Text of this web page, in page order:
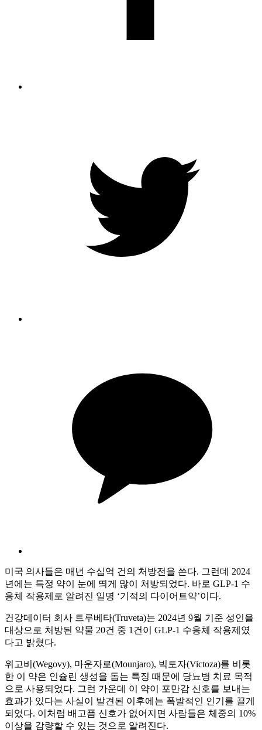
미국 의사들은 매년 수십억 건의 처방전을 쓴다. 그런데 2024
년에는 특정 약이 눈에 띄게 많이 처방되었다. 바로 GLP-1 수
용체 작용제로 알려진 일명 ‘기적의 다이어트약’이다.
건강데이터 회사 트루베타(Truveta)는 2024년 9월 기준 성인을
대상으로 처방된 약물 20건 중 1건이 GLP-1 수용체 작용제였
다고 밝혔다.
위고비(Wegovy), 마운자로(Mounjaro), 빅토자(Victoza)를 비롯
한 이 약은 인슐린 생성을 돕는 특징 때문에 당뇨병 치료 목적
으로 사용되었다. 그런 가운데 이 약이 포만감 신호를 보내는
효과가 있다는 사실이 발견된 이후에는 폭발적인 인기를 끌게
되었다. 이처럼 배고픔 신호가 없어지면 사람들은 체중의 10%
이상을 감량할 수 있는 것으로 알려진다.